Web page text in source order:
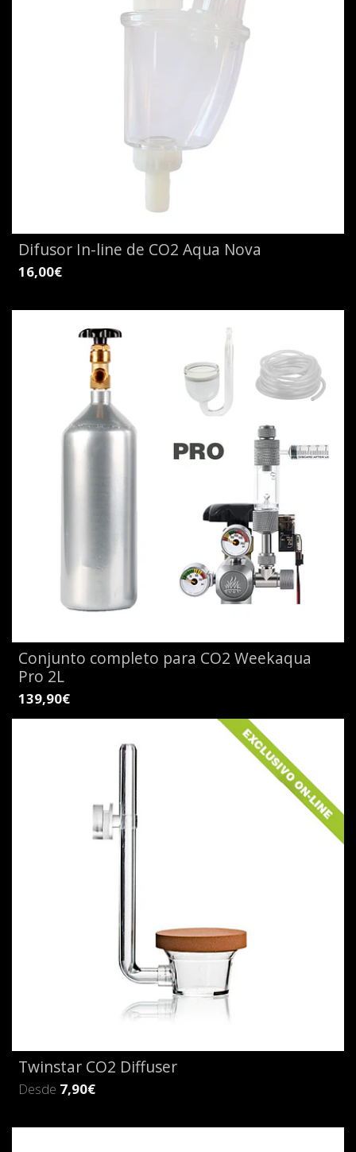
Difusor In-line de CO2 Aqua Nova
16,00€
Conjunto completo para CO2 Weekaqua
Pro 2L
139,90€
Twinstar CO2 Diffuser
Desde 7,90€